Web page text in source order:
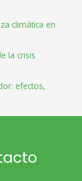
climática en
la crisis
efectos,